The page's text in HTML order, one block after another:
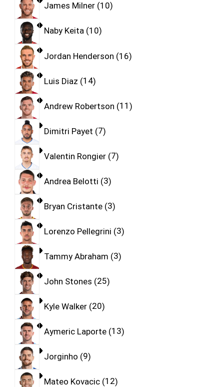
James Milner 10
Naby Keita 10
Jordan Henderson 16
Luis Diaz 14
Andrew Robertson 11
Dimitri Payet 7
Valentin Rongier 7
Andrea Belotti 3
Bryan Cristante 3
Lorenzo Pellegrini 3
Tammy Abraham 3
John Stones 25
Kyle Walker 20
Aymeric Laporte 13
Jorginho 9
Mateo Kovacic 12